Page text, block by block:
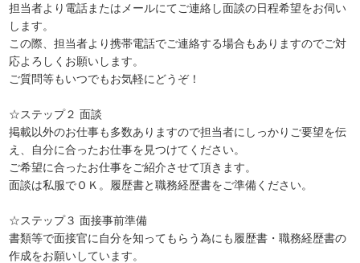
担当者より電話またはメールにてご連絡し面談の日程希望をお伺い
します。
この際、担当者より携帯電話でご連絡する場合もありますのでご対
応よろしくお願いします。
ご質問等もいつでもお気軽にどうぞ！
☆ステップ２ 面談
掲載以外のお仕事も多数ありますので担当者にしっかりご要望を伝
え、自分に合ったお仕事を見つけてください。
ご希望に合ったお仕事をご紹介させて頂きます。
面談は私服でＯＫ。履歴書と職務経歴書をご準備ください。
☆ステップ３ 面接事前準備
書類等で面接官に自分を知ってもらう為にも履歴書・職務経歴書の
作成をお願いしています。